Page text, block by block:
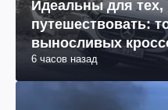
Идеальны для тех,
путешествовать:
выносливых
6 часов назад